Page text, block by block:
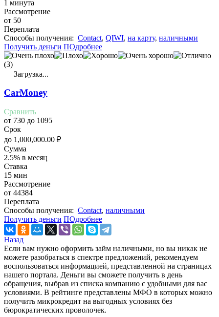
1 минута
Рассмотрение
от 50
Переплата
Cпособы получения: Contact, QIWI, на карту, наличными
Получить деньги ПОдробнее
(3)
Загрузка...
CarMoney
Сравнить
от 730 до 1095
Срок
до 1,000,000.00 ₽
Сумма
2.5% в месяц
Ставка
15 мин
Рассмотрение
от 44384
Переплата
Cпособы получения: Contact, наличными
Получить деньги ПОдробнее
Назад
Если вам нужно оформить займ наличными, но вы никак не
можете разобраться в спектре предложений, рекомендуем
воспользоваться информацией, представленной на страницах
нашего портала. Деньги вы сможете получить в день
обращения, выбрав из списка компанию с удобными для вас
условиями. В рейтинге представлены МФО в которых можно
получить микрокредит на выгодных условиях без
бюрократических проволочек.